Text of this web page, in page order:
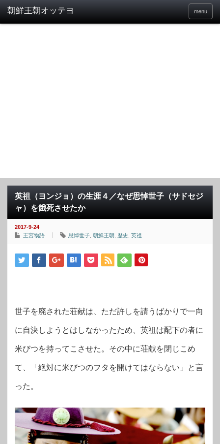
menu
英祖（ヨンジョ）の生涯４／なぜ思悼世子（サドセジ
ャ）を餓死させたか
2017-9-24
王宮物語
思悼世子 朝鮮王朝 歴史 英祖
世子を廃された荘献は、ただ許しを請うばかりで一向
に自決しようとはしなかったため、英祖は配下の者に
米びつを持ってこさせた。その中に荘献を閉じこめ
て、「絶対に米びつのフタを開けてはならない」と言
った。